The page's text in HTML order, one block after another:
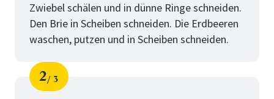
Zwiebel schälen und in dünne Ringe schneiden.
Den Brie in Scheiben schneiden. Die Erdbeeren
waschen, putzen und in Scheiben schneiden.
Schritt
2
von
3